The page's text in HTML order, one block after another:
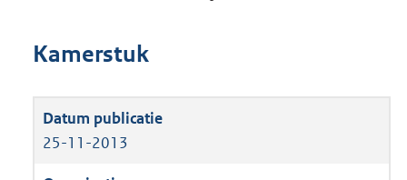
Kamerstuk
25-11-2013